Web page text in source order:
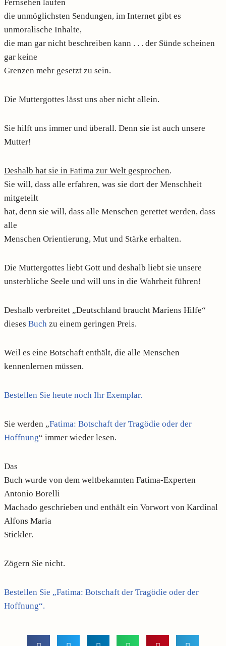
Fernsehen laufen
die unmöglichsten Sendungen, im Internet gibt es
unmoralische Inhalte,
die man gar nicht beschreiben kann . . . der Sünde scheinen
gar keine
Grenzen mehr gesetzt zu sein.
Die Muttergottes lässt uns aber nicht allein.
Sie hilft uns immer und überall. Denn sie ist auch unsere
Mutter!
Deshalb hat sie in Fatima zur Welt gesprochen.
Sie will, dass alle erfahren, was sie dort der Menschheit
mitgeteilt
hat, denn sie will, dass alle Menschen gerettet werden, dass
alle
Menschen Orientierung, Mut und Stärke erhalten.
Die Muttergottes liebt Gott und deshalb liebt sie unsere
unsterbliche Seele und will uns in die Wahrheit führen!
Deshalb verbreitet „Deutschland braucht Mariens Hilfe“
dieses Buch zu einem geringen Preis.
Weil es eine Botschaft enthält, die alle Menschen
kennenlernen müssen.
Bestellen Sie heute noch Ihr Exemplar.
Sie werden „Fatima: Botschaft der Tragödie oder der
Hoffnung“ immer wieder lesen.
Das
Buch wurde von dem weltbekannten Fatima-Experten
Antonio Borelli
Machado geschrieben und enthält ein Vorwort von Kardinal
Alfons Maria
Stickler.
Zögern Sie nicht.
Bestellen Sie „Fatima: Botschaft der Tragödie oder der
Hoffnung“.